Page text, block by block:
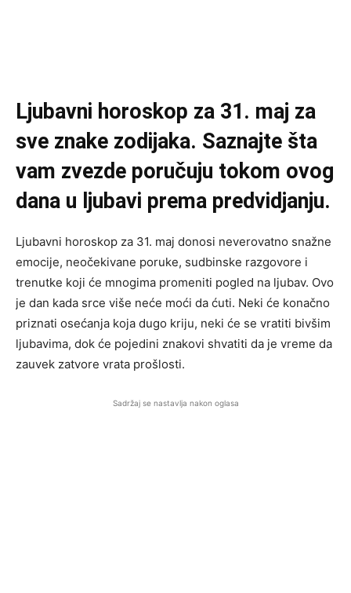
Ljubavni horoskop za 31. maj za
sve znake zodijaka. Saznajte šta
vam zvezde poručuju tokom ovog
dana u ljubavi prema predvidjanju.
Ljubavni horoskop za 31. maj donosi neverovatno snažne
emocije, neočekivane poruke, sudbinske razgovore i
trenutke koji će mnogima promeniti pogled na ljubav. Ovo
je dan kada srce više neće moći da ćuti. Neki će konačno
priznati osećanja koja dugo kriju, neki će se vratiti bivšim
ljubavima, dok će pojedini znakovi shvatiti da je vreme da
zauvek zatvore vrata prošlosti.
Sadržaj se nastavlja nakon oglasa